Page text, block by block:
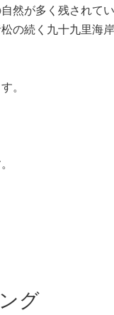
然が多く残されてい
の続く九十九里海岸
。
グ